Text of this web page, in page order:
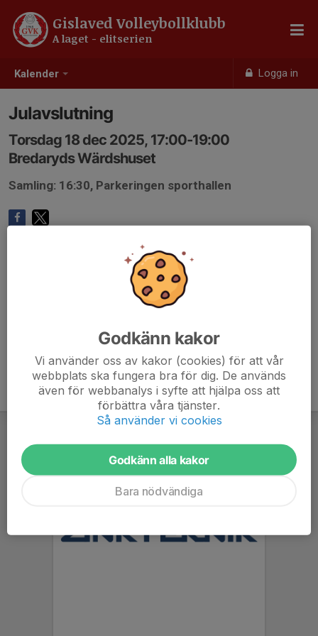
Kalender Logga in
Gislaved Volleybollklubb
A laget - elitserien
Julavslutning
Torsdag 18 dec 2025, 17:00-19:00
Bredaryds Wärdshuset
Samling: 16:30, Parkeringen sporthallen
Godkänn kakor
Vi använder oss av kakor (cookies) för att vår
webbplats ska fungera bra för dig. De används
även för webbanalys i syfte att hjälpa oss att
förbättra våra tjänster.
Så använder vi cookies
Godkänn alla kakor
Bara nödvändiga